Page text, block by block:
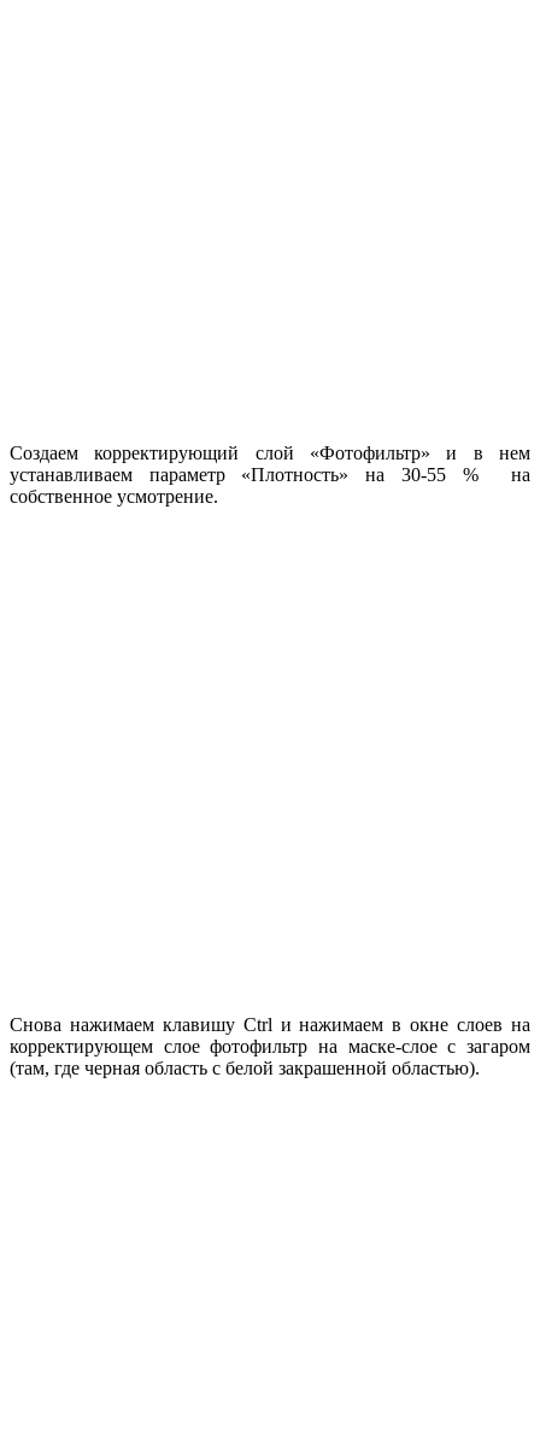
Создаем корректирующий слой «Фотофильтр» и в нем
устанавливаем параметр «Плотность» на 30-55 % на
собственное усмотрение.
Снова нажимаем клавишу Ctrl и нажимаем в окне слоев на
корректирующем слое фотофильтр на маске-слое с загаром
(там, где черная область с белой закрашенной областью).